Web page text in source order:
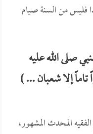
فليس من السنة صيام
صلى الله عليه
إلا شعبان ... )
الفقيه المحدث المشهور،